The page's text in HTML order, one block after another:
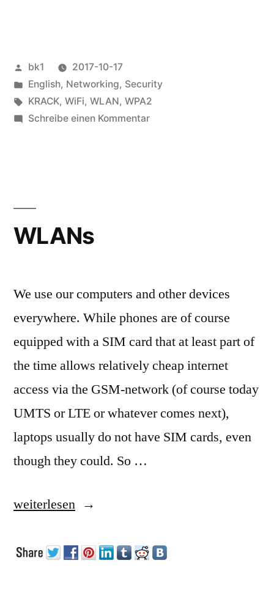
Veröffentlicht
von
bk1
2017-10-17
Veröffentlicht
unter
English, Networking, Security
Schlagwörter:
KRACK, WiFi, WLAN, WPA2
Schreibe einen Kommentarzu
WLANs
We use our computers and other devices
everywhere. While phones are of course
equipped with a SIM card that at least part of
the time allows relatively cheap internet
access via the GSM-network (of course today
UMTS or LTE or whatever comes next),
laptops usually do not have SIM cards, even
though they could. So …
„WLANs“
weiterlesen